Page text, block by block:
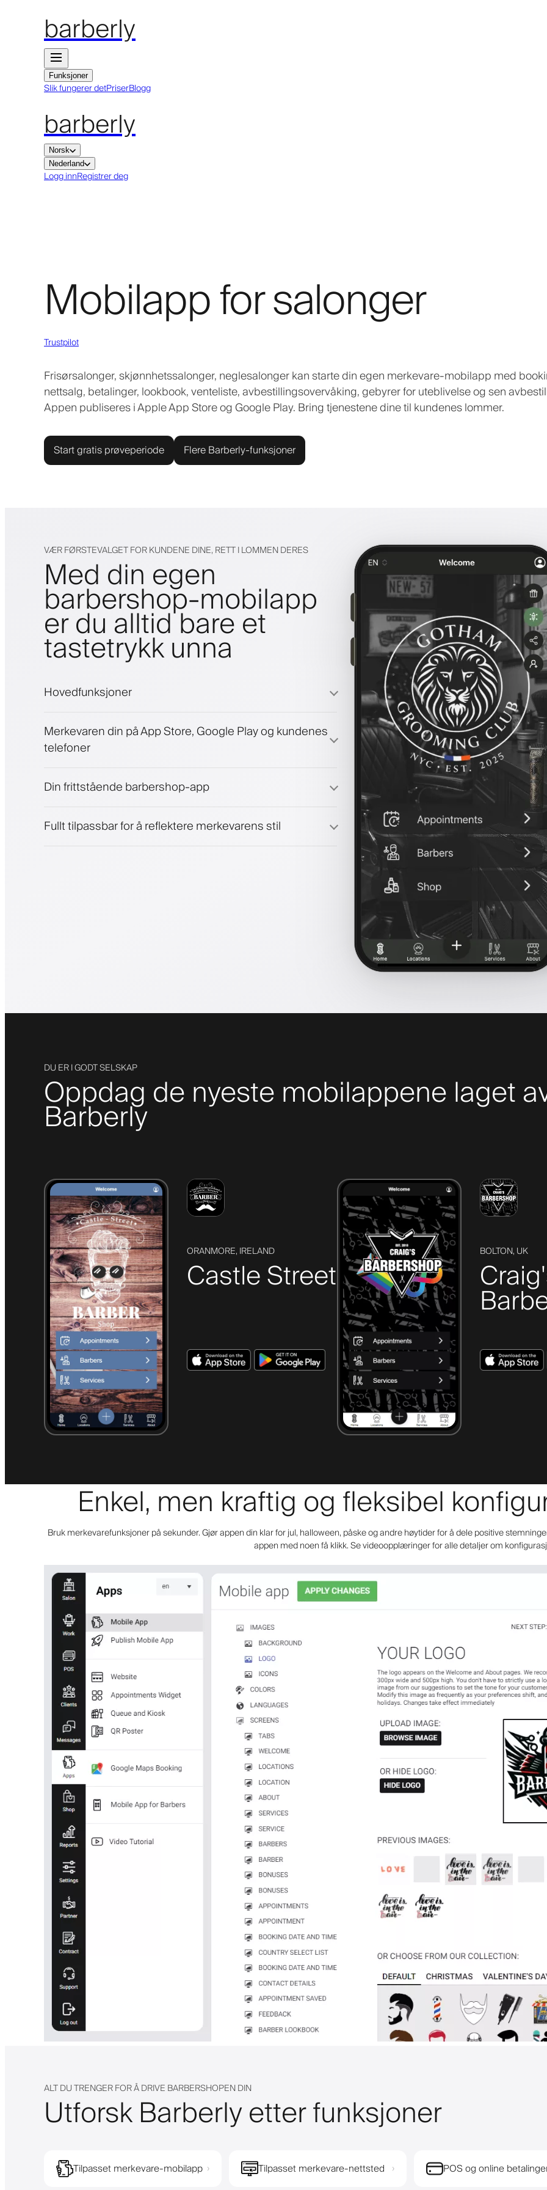
barberly
Funksjoner
Slik fungerer detPriserBlogg
barberly
Norsk
Nederland
Logg innRegistrer deg
Mobilapp for salonger
Trustpilot
Frisørsalonger, skjønnhetssalonger, neglesalonger kan starte din egen merkevare-mobilapp med
nettsalg, betalinger, lookbook, venteliste, avbestillingsovervåking, gebyrer for uteblivelse og sen
Appen publiseres i Apple App Store og Google Play. Bring tjenestene dine til kundenes lommer.
Start gratis prøveperiode Flere Barberly-funksjoner
VÆR FØRSTEVALGET FOR KUNDENE DINE, RETT I LOMMEN DERES
Med din egen
barbershop-mobilapp
er du alltid bare et
tastetrykk unna
Hovedfunksjoner
Betalinger, sikkerhetsdepositum
Selg skjønnhetsprodukter
Merkevaren din på App Store, Google Play og kundenes
telefoner
Din frittstående barbershop-app
Fullt tilpassbar for å reflektere merkevarens stil
DU ER I GODT SELSKAP
Oppdag de nyeste mobilappene laget
Barberly
ORANMORE, IRELAND
Castle Street
BOLTON, UK
Enkel, men kraftig og fleksibel
Bruk merkevarefunksjoner på sekunder. Gjør appen din klar for jul, halloween, påske og andre høytider for å dele positive
appen med noen få klikk. Se videoopplæringer for alle detaljer om
ALT DU TRENGER FOR Å DRIVE BARBERSHOPEN DIN
Utforsk Barberly etter funksjoner
Tilpasset merkevare-mobilapp › Tilpasset merkevare-nettsted › POS og online